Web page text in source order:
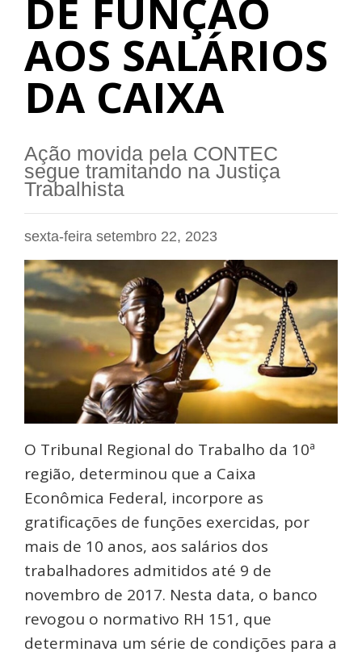
DE FUNÇÃO
AOS SALÁRIOS
DA CAIXA
Ação movida pela CONTEC
segue tramitando na Justiça
Trabalhista
sexta-feira setembro 22, 2023
O Tribunal Regional do Trabalho da 10ª
região, determinou que a Caixa
Econômica Federal, incorpore as
gratificações de funções exercidas, por
mais de 10 anos, aos salários dos
trabalhadores admitidos até 9 de
novembro de 2017. Nesta data, o banco
revogou o normativo RH 151, que
determinava um série de condições para a